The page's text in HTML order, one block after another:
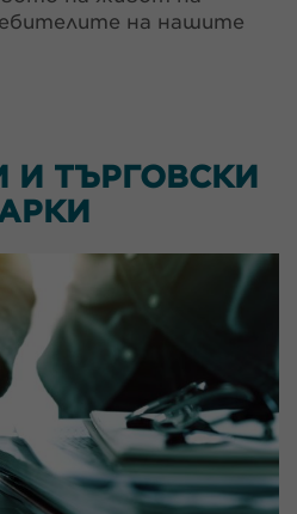
на нашите
И ТЪРГОВСКИ